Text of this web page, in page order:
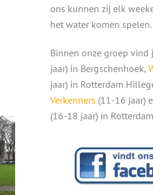
ons kunnen zij elk
het water komen spelen.
Binnen onze groep vind
jaar) in Bergschenhoek,
jaar) in Rotterdam
Verkenners (11-16 jaar)
(16-18 jaar) in